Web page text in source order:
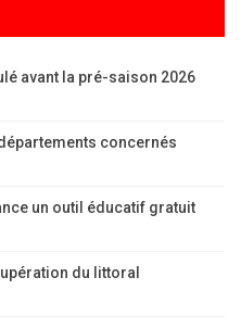
avant la pré-saison 2026
concernés
un outil éducatif gratuit
du littoral